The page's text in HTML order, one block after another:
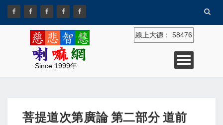
Since 1999年
線上大德： 58476
菩提道次第廣論 第二部分 道前